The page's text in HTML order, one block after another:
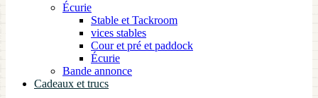
Écurie
Stable et Tackroom
vices stables
Cour et pré et paddock
Écurie
Bande annonce
Cadeaux et trucs